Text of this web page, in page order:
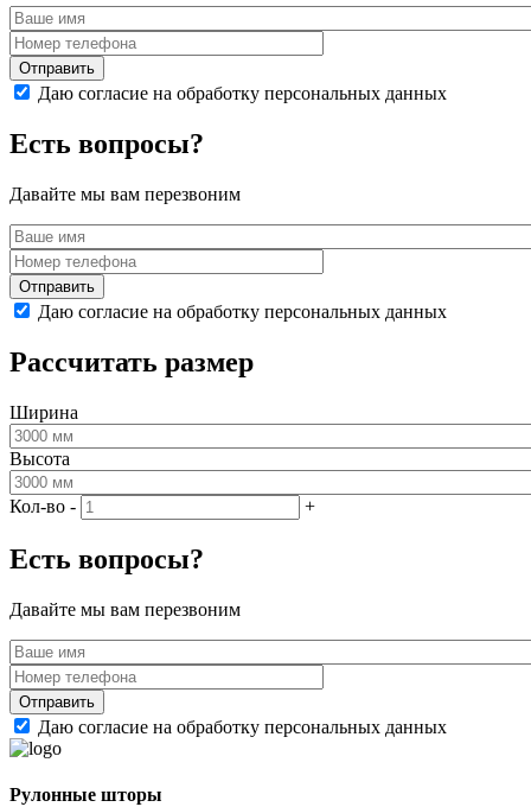
Даю согласие на обработку персональных данных
Есть вопросы?
Давайте мы вам перезвоним
Даю согласие на обработку персональных данных
Рассчитать размер
Ширина
Высота
Кол-во - +
Есть вопросы?
Давайте мы вам перезвоним
Даю согласие на обработку персональных данных
Рулонные шторы